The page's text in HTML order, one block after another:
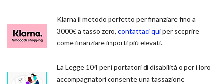
Klarna il metodo perfetto per finanziare fino a
3000€ a tasso zero, contattaci quiper scoprire
come finanziare importi più elevati.
La Legge 104 per i portatori di disabilità o per i loro
accompagnatori consente una tassazione